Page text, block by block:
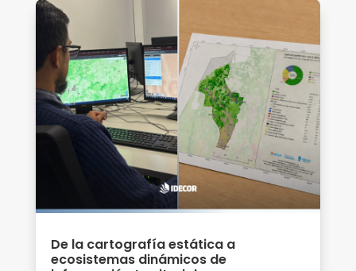
De la cartografía estática a
ecosistemas dinámicos de